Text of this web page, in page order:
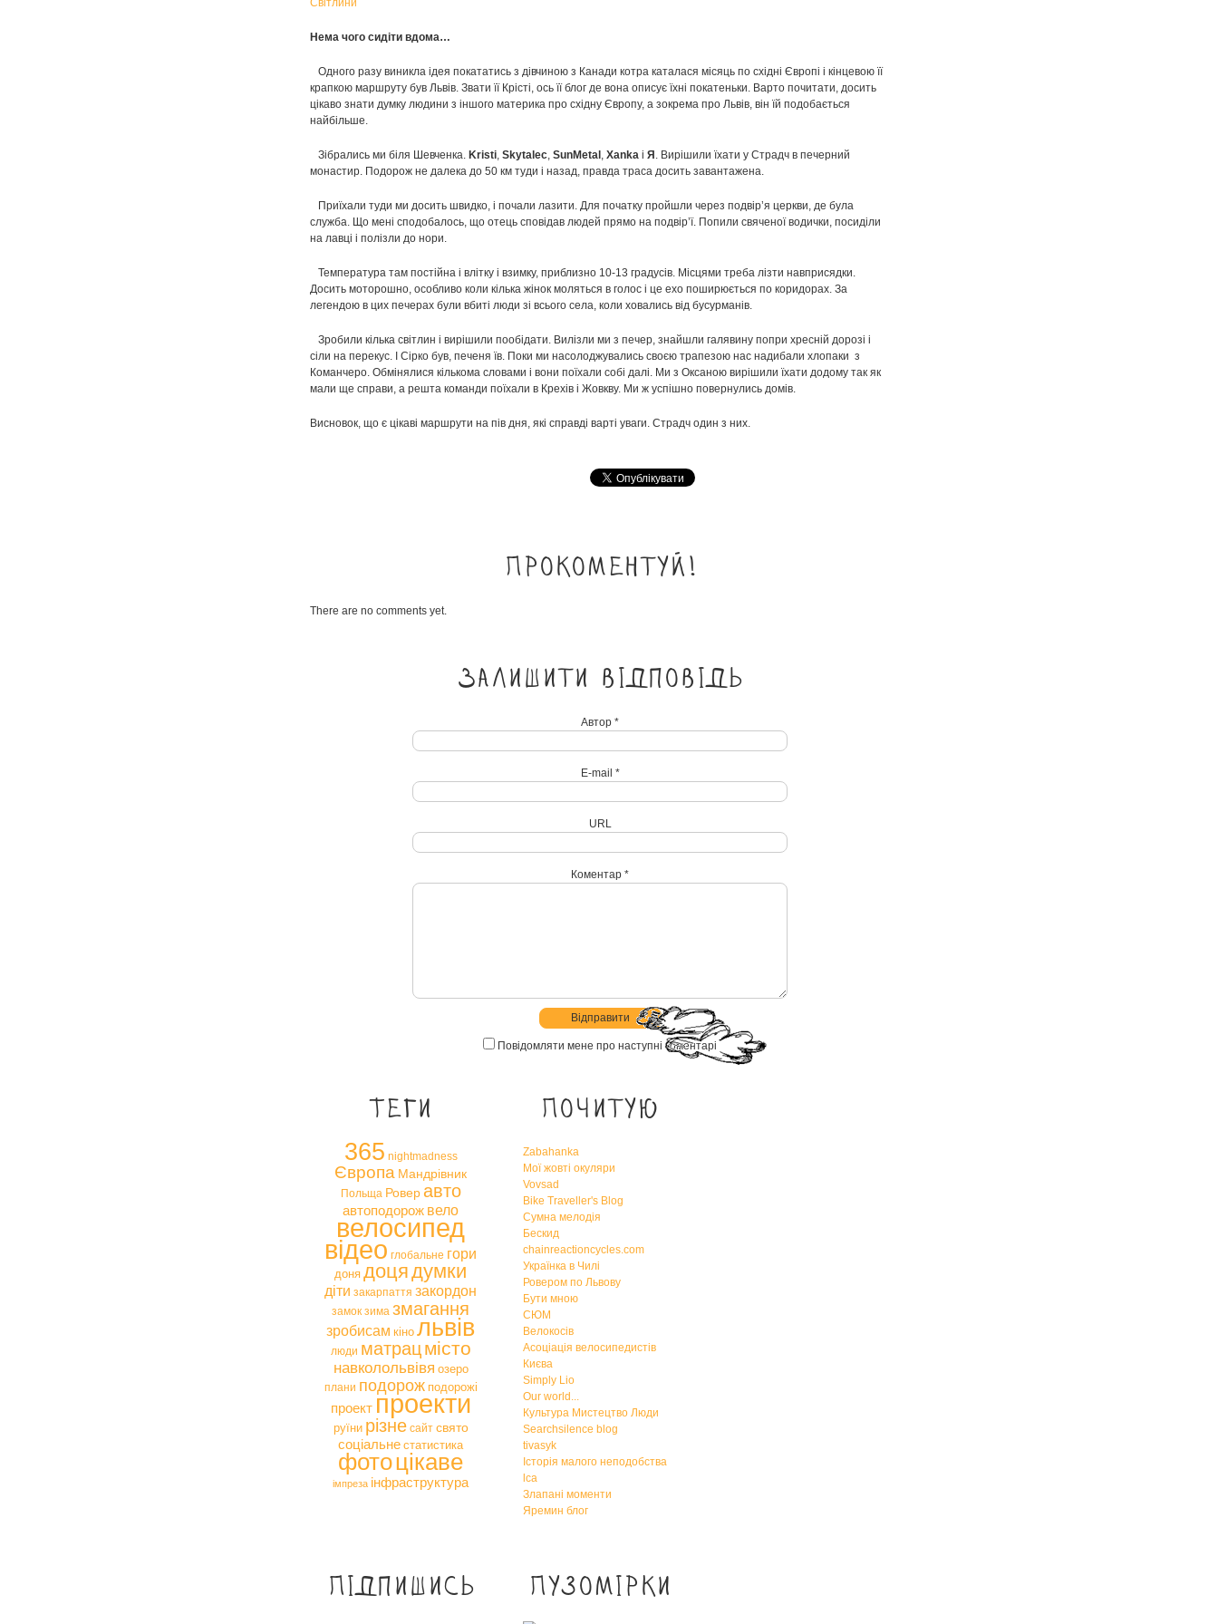
Світлини
Нема чого сидіти вдома…
Одного разу виникла ідея покататись з дівчиною з Канади котра каталася місяць по східні Європі і кінцевою її
крапкою маршруту був Львів. Звати її Крісті, ось її блог де вона описує їхні покатеньки. Варто почитати, досить
цікаво знати думку людини з іншого материка про східну Європу, а зокрема про Львів, він їй подобається
найбільше.
Зібрались ми біля Шевченка. Kristi, Skytalec, SunMetal , Xanka і Я . Вирішили їхати у Страдч в печерний
монастир. Подорож не далека до 50 км туди і назад, правда траса досить завантажена.
Приїхали туди ми досить швидко, і почали лазити. Для початку пройшли через подвір’я церкви, де була
служба. Що мені сподобалось, що отець сповідав людей прямо на подвір’ї. Попили свяченої водички, посиділи
на лавці і полізли до нори.
Температура там постійна і влітку і взимку, приблизно 10-13 градусів. Місцями треба лізти навприсядки.
Досить моторошно, особливо коли кілька жінок моляться в голос і це ехо поширюється по коридорах. За
легендою в цих печерах були вбиті люди зі всього села, коли ховались від бусурманів.
Зробили кілька світлин і вирішили пообідати. Вилізли ми з печер, знайшли галявину попри хресній дорозі і
сіли на перекус. І Сірко був, печеня їв. Поки ми насолоджувались своєю трапезою нас надибали хлопаки з
Команчеро. Обмінялися кількома словами і вони поїхали собі далі. Ми з Оксаною вирішили їхати додому так як
мали ще справи, а решта команди поїхали в Крехів і Жовкву. Ми ж успішно повернулись домів.
Висновок, що є цікаві маршрути на пів дня, які справді варті уваги. Страдч один з них.
Прокоментуй!
There are no comments yet.
Залишити відповідь
Автор *
E-mail *
URL
Коментар *
Повідомляти мене про наступні коментарі
Теги
365 nightmadness
Європа Мандрівник
Польща Ровер авто
автоподорож вело
велосипед
відео глобальне гори
доня доцядумки
діти закарпаття закордон
замок зима змагання
зробисам кіно львів
люди матрац місто
навколольвівя озеро
плани подорож подорожі
проект проекти
руїни різне сайт свято
соціальне статистика
фотоцікаве
імпреза інфраструктура
Почитую
Zabahanka
Мої жовті окуляри
Vovsad
Bike Traveller's Blog
Сумна мелодія
Бескид
chainreactioncycles.com
Українка в Чилі
Ровером по Львову
Бути мною
СЮМ
Велокосів
Асоціація велосипедистів
Києва
Simply Lio
Our world...
Культура Мистецтво Люди
Searchsilence blog
tivasyk
Історія малого неподобства
lca
Злапані моменти
Яремин блог
Підпишись Пузомірки